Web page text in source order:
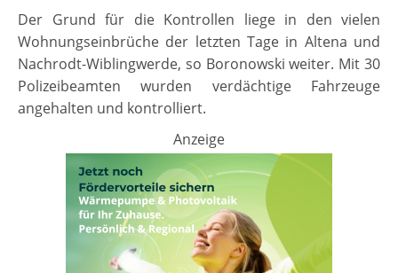
Der Grund für die Kontrollen liege in den vielen
Wohnungseinbrüche der letzten Tage in Altena und
Nachrodt-Wiblingwerde, so Boronowski weiter. Mit 30
Polizeibeamten wurden verdächtige Fahrzeuge
angehalten und kontrolliert.
Anzeige